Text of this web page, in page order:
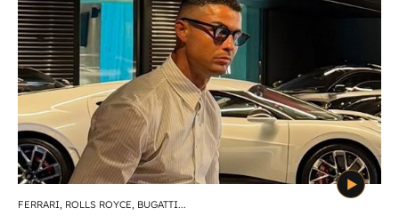
FERRARI, ROLLS ROYCE, BUGATTI...